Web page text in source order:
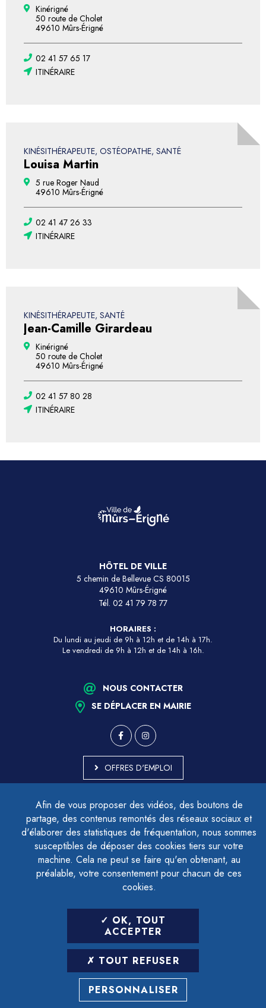
Afin de vous proposer des vidéos, des boutons de
partage, des contenus remontés des réseaux sociaux et
d'élaborer des statistiques de fréquentation, nous sommes
susceptibles de déposer des cookies tiers sur votre
machine. Cela ne peut se faire qu'en obtenant, au
préalable, votre consentement pour chacun de ces
cookies.
OK, TOUT
ACCEPTER
TOUT REFUSER
PERSONNALISER
Kinérigné
50 route de Cholet
49610 Mûrs-Érigné
02 41 57 65 17
ITINÉRAIRE
KINÉSITHÉRAPEUTE, OSTÉOPATHE, SANTÉ
Louisa Martin
5 rue Roger Naud
49610 Mûrs-Érigné
02 41 47 26 33
ITINÉRAIRE
KINÉSITHÉRAPEUTE, SANTÉ
Jean-Camille Girardeau
Kinérigné
50 route de Cholet
49610 Mûrs-Érigné
02 41 57 80 28
ITINÉRAIRE
HÔTEL DE VILLE
5 chemin de Bellevue CS 80015
49610 Mûrs-Érigné
Tél. 02 41 79 78 77
HORAIRES :
Du lundi au jeudi de 9h à 12h et de 14h à 17h.
Le vendredi de 9h à 12h et de 14h à 16h.
NOUS CONTACTER
SE DÉPLACER EN MAIRIE
OFFRES D'EMPLOI
ACCESSIBILITÉ - PARTIELLEMENT CONFORME
PLAN DU SITE
MENTIONS LÉGALES
CONTACTER LE DÉLÉGUÉ À LA PROTECTION DES DONNÉES
GESTION DES COOKIES
LETTRE D'INFORMATION
SAISIR VOTRE ADRESSE E-MAIL
POUR VOUS INSCRIRE :
ARCHIVES DÉSINSCRIPTION